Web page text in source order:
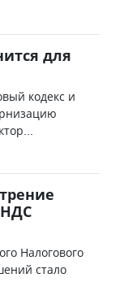
для
кодекс и
НДС
Налогового
стало